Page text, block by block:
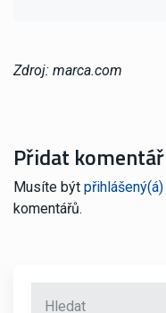
Zdroj: marca.com
Přidat komentář
Musíte být přihlášený(á)
komentářů.